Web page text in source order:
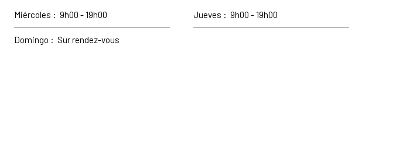
Miércoles : 9h00 - 19h00 Jueves : 9h00 - 19h00
Domingo : Sur rendez-vous